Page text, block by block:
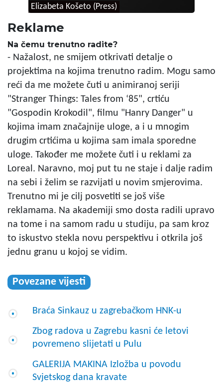
Elizabeta Košeto (Press)
Reklame
Na čemu trenutno radite?
- Nažalost, ne smijem otkrivati detalje o
projektima na kojima trenutno radim. Mogu samo
reći da me možete čuti u animiranoj seriji
"Stranger Things: Tales from ‘85", crtiću
"Gospodin Krokodil", filmu "Hanry Danger" u
kojima imam značajnije uloge, a i u mnogim
drugim crtićima u kojima sam imala sporedne
uloge. Također me možete čuti i u reklami za
Loreal. Naravno, moj put tu ne staje i dalje radim
na sebi i želim se razvijati u novim smjerovima.
Trenutno mi je cilj posvetiti se još više
reklamama. Na akademiji smo dosta radili upravo
na tome i na samom radu u studiju, pa sam kroz
to iskustvo stekla novu perspektivu i otkrila još
jednu granu u kojoj se vidim.
Povezane vijesti
Braća Sinkauz u zagrebačkom HNK-u
Zbog radova u Zagrebu kasni će letovi
povremeno slijetati u Pulu
GALERIJA MAKINA Izložba u povodu
Svjetskog dana kravate